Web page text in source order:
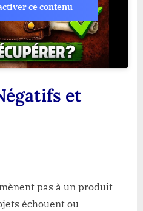
ce contenu
et
pas à un produit
échouent ou